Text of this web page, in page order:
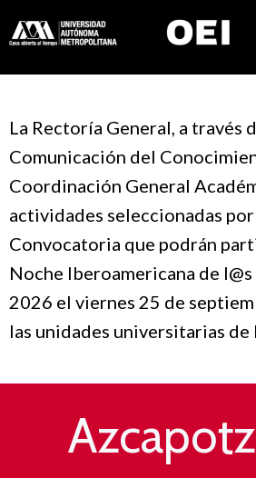
La Rectoría General, a través
Comunicación del
Coordinación General
actividades seleccionadas
Convocatoria que podrán
Noche Iberoamericana de
2026 el viernes 25 de
las unidades universitarias de